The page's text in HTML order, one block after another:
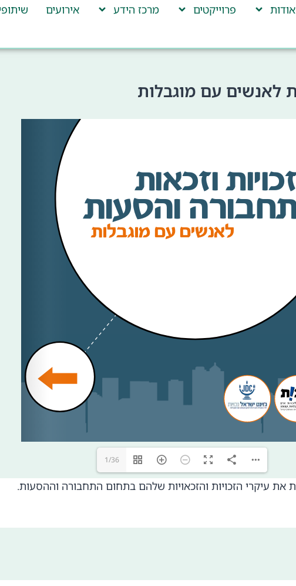
אודות פרוייקטים מרכז הידע אירועים
לאנשים עם מוגבלות
1/36
את עיקרי הזכויות והזכאויות שלהם בתחום התחבורה וההסעות.